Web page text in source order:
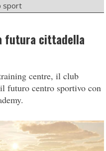
sport
futura cittadella
centre, il club
futuro centro sportivo con